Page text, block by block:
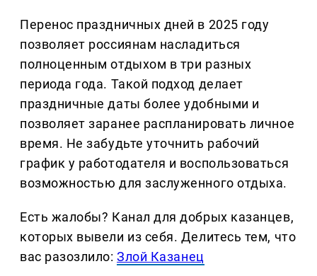
Перенос праздничных дней в 2025 году
позволяет россиянам насладиться
полноценным отдыхом в три разных
периода года. Такой подход делает
праздничные даты более удобными и
позволяет заранее распланировать личное
время. Не забудьте уточнить рабочий
график у работодателя и воспользоваться
возможностью для заслуженного отдыха.
Есть жалобы? Канал для добрых казанцев,
которых вывели из себя. Делитеcь тем, что
вас разозлило:Злой Казанец